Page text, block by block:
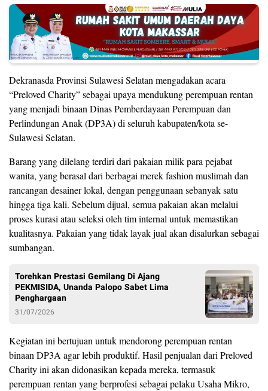
Dekranasda Provinsi Sulawesi Selatan mengadakan acara
“Preloved Charity” sebagai upaya mendukung perempuan rentan
yang menjadi binaan Dinas Pemberdayaan Perempuan dan
Perlindungan Anak (DP3A) di seluruh kabupaten/kota se-
Sulawesi Selatan.
Barang yang dilelang terdiri dari pakaian milik para pejabat
wanita, yang berasal dari berbagai merek fashion muslimah dan
rancangan desainer lokal, dengan penggunaan sebanyak satu
hingga tiga kali. Sebelum dijual, semua pakaian akan melalui
proses kurasi atau seleksi oleh tim internal untuk memastikan
kualitasnya. Pakaian yang tidak layak jual akan disalurkan sebagai
sumbangan.
Torehkan Prestasi Gemilang Di Ajang
PEKMISIDA, Unanda Palopo Sabet Lima
Penghargaan
31/07/2026
Kegiatan ini bertujuan untuk mendorong perempuan rentan
binaan DP3A agar lebih produktif. Hasil penjualan dari Preloved
Charity ini akan didonasikan kepada mereka, termasuk
perempuan rentan yang berprofesi sebagai pelaku Usaha Mikro,